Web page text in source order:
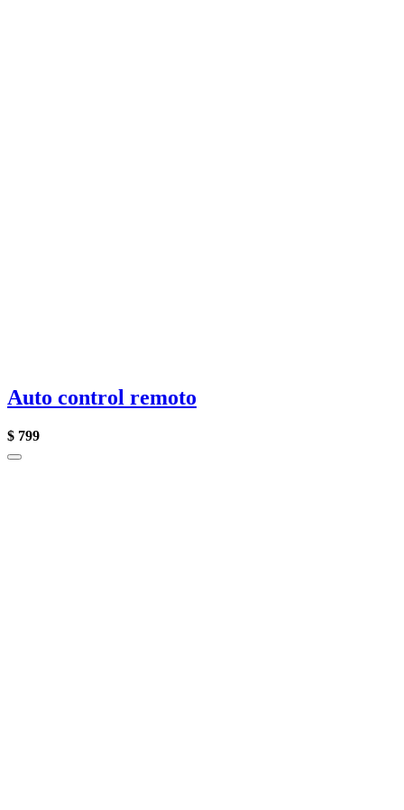
Auto control remoto
$ 799